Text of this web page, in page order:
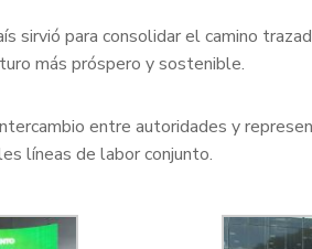
sirvió para consolidar el camino
más próspero y sostenible.
entre autoridades y
líneas de labor conjunto.